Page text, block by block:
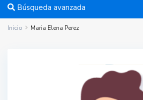
Búsqueda avanzada
Inicio Maria Elena Perez